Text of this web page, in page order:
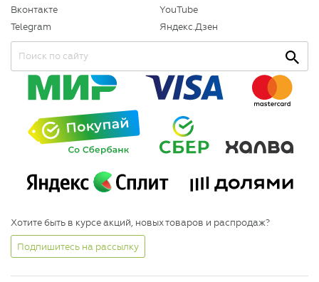
Вконтакте
Telegram
YouTube
Яндекс.Дзен
Хотите быть в курсе акций, новых товаров и распродаж?
Подпишитесь на рассылку